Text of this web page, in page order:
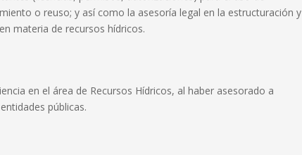
o reuso; y así como la asesoría legal en la estructuración y
materia de recursos hídricos.
en el área de Recursos Hídricos, al haber asesorado a
públicas.